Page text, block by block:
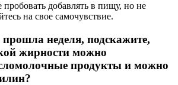
добавлять в пищу, но не
на свое самочувствие.
неделя, подскажите,
жирности можно
продукты и можно